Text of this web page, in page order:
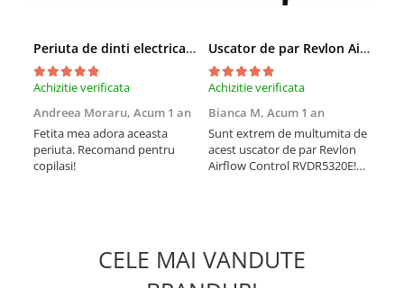
Periuta de dinti electrica Vitammy Bunny Pink, pentru copii 0-3 ani, cu lumina LED, 24.000 de miscari sonice/min, 2 programe de periaj, fibre nano
Achizitie verificata
Andreea Moraru, Acum 1 an
Fetita mea adora aceasta
periuta. Recomand pentru
copilasi!
Uscator de par Revlon Airflow Control RVDR5320E, concentrator incorporat cu rotire la 90 grade, difuzor pentru volum, 2 viteze, 3 trepte de temperatura, Rosu
Achizitie verificata
Bianca M, Acum 1 an
Sunt extrem de multumita de
acest uscator de par Revlon
Airflow Control RVDR5320E!
CELE MAI VANDUTE